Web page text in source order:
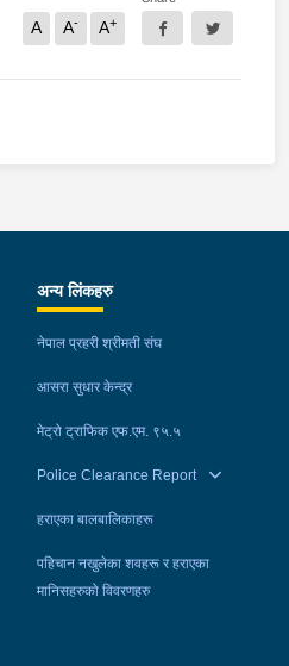
A A- A+
अन्य लिंकहरु
नेपाल प्रहरी श्रीमती संघ
आसरा सुधार केन्द्र
मेट्रो ट्राफिक एफ.एम. ९५.५
Police Clearance Report
हराएका बालबालिकाहरू
पहिचान नखुलेका शवहरू र हराएका
मानिसहरुको विवरणहरु